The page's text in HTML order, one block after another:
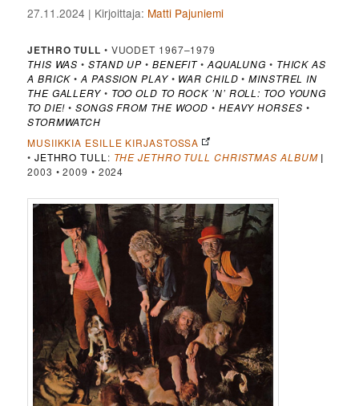
27.11.2024 | Kirjoittaja: Matti Pajuniemi
JETHRO TULL • VUODET 1967–1979
THIS WAS • STAND UP • BENEFIT• AQUALUNG • THICK AS
A BRICK •A PASSION PLAY• WAR CHILD •MINSTREL IN
THE GALLERY• TOO OLD TO ROCK ’N’ ROLL: TOO YOUNG
TO DIE! •SONGS FROM THE WOOD • HEAVY HORSES •
STORMWATCH
MUSIIKKIA ESILLE KIRJASTOSSA
• JETHRO TULL : THE JETHRO TULL CHRISTMAS ALBUM |
2003 • 2009 • 2024